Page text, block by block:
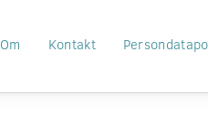
Om Kontakt